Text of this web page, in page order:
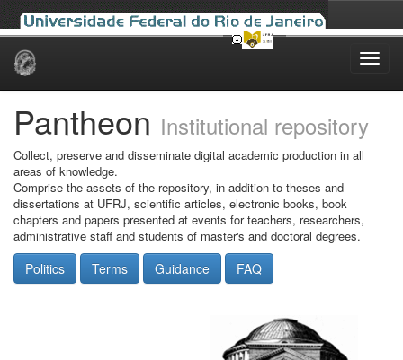
Skip
Pantheon Institutional repository
Collect, preserve and disseminate digital academic production in all
areas of knowledge.
Comprise the assets of the repository, in addition to theses and
dissertations at UFRJ, scientific articles, electronic books, book
chapters and papers presented at events for teachers, researchers,
administrative staff and students of master's and doctoral degrees.
Politics Terms Guidance FAQ